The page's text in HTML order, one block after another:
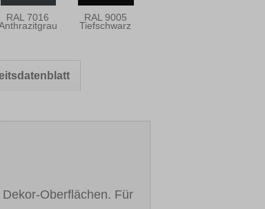
RAL 7016 RAL 9005
Tiefschwarz
Oberflächen. Für